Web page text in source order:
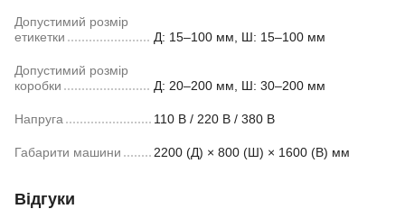
Допустимий розмір
етикетки
Д: 15–100 мм, Ш: 15–100 мм
Допустимий розмір
коробки
Д: 20–200 мм, Ш: 30–200 мм
Напруга 110 В / 220 В / 380 В
Габарити машини 2200 (Д) × 800 (Ш) × 1600 (В) мм
Відгуки